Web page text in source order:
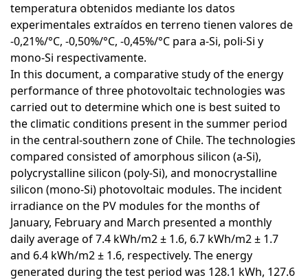
temperatura obtenidos mediante los datos
experimentales extraídos en terreno tienen valores de
-0,21%/°C, -0,50%/°C, -0,45%/°C para a-Si, poli-Si y
mono-Si respectivamente.
In this document, a comparative study of the energy
performance of three photovoltaic technologies was
carried out to determine which one is best suited to
the climatic conditions present in the summer period
in the central-southern zone of Chile. The technologies
compared consisted of amorphous silicon (a-Si),
polycrystalline silicon (poly-Si), and monocrystalline
silicon (mono-Si) photovoltaic modules. The incident
irradiance on the PV modules for the months of
January, February and March presented a monthly
daily average of 7.4 kWh/m2 ± 1.6, 6.7 kWh/m2 ± 1.7
and 6.4 kWh/m2 ± 1.6, respectively. The energy
generated during the test period was 128.1 kWh, 127.6